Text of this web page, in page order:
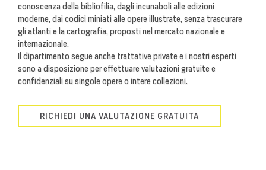
conoscenza della bibliofilia, dagli incunaboli alle edizioni
moderne, dai codici miniati alle opere illustrate, senza trascurare
gli atlanti e la cartografia, proposti nel mercato nazionale e
internazionale.
Il dipartimento segue anche trattative private e i nostri esperti
sono a disposizione per effettuare valutazioni gratuite e
confidenziali su singole opere o intere collezioni.
RICHIEDI UNA VALUTAZIONE GRATUITA